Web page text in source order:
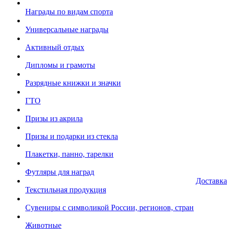
Награды по видам спорта
Универсальные награды
Активный отдых
Дипломы и грамоты
Разрядные книжки и значки
ГТО
Призы из акрила
Призы и подарки из стекла
Плакетки, панно, тарелки
Футляры для наград
Текстильная продукция
Сувениры с символикой России, регионов, стран
Животные
Доставка